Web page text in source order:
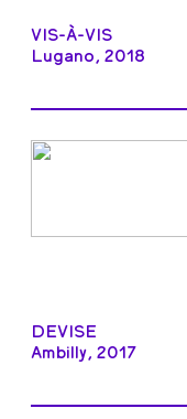
VIS-À-VIS
Lugano, 2018
DEVISE
Ambilly, 2017